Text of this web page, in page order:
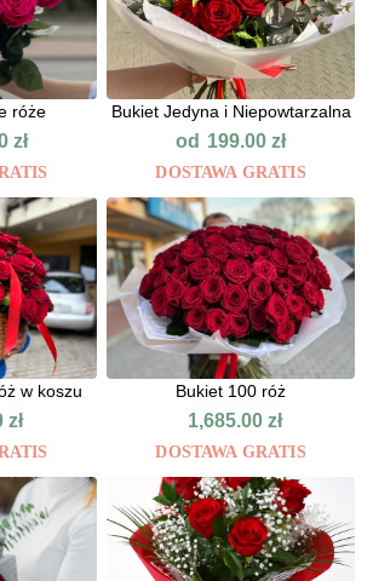
róże
zł
Bukiet Jedyna i Niepowtarzalna
od 199.00zł
DOSTAWA GRATIS
w koszu
zł
Bukiet 100 róż
1,685.00 zł
DOSTAWA GRATIS